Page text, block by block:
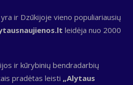
yra ir Dzūkijoje vieno populiariausių
leidėja nuo 2000
ir kūrybinių bendradarbių
pradėtas leisti „Alytaus